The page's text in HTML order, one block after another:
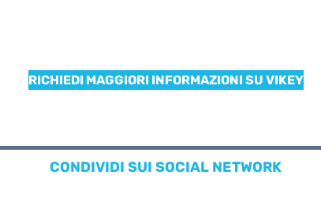
RICHIEDI MAGGIORI INFORMAZIONI SU VIKEY
CONDIVIDI SUI SOCIAL NETWORK